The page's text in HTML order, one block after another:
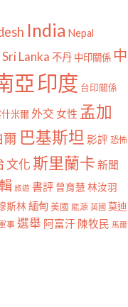
India Nepal
Sri Lanka 不丹 中印關係 中
亞印度 台印關係
什米爾外交 女性 孟加
爾 巴基斯坦 影評 恐怖
文化斯里蘭卡 新聞
旅遊 書評 曾育慧 林汝羽
斯林 緬甸 美國 能源 英國 莫迪
事 選舉 阿富汗 陳牧民 馬爾